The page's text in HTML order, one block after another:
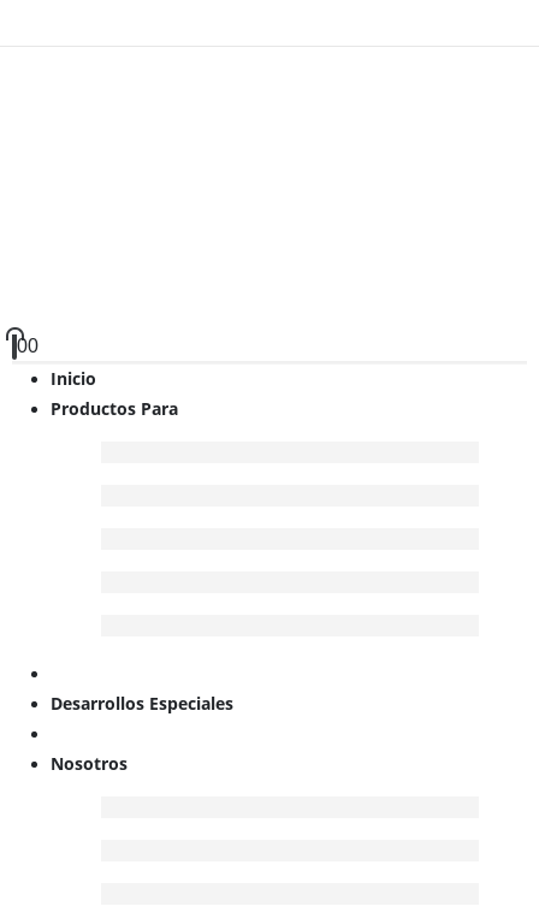
00
Inicio
Productos Para
Desarrollos Especiales
Nosotros